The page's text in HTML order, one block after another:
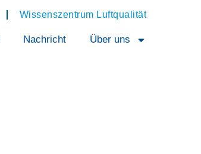
Wissenszentrum Luftqualität
Nachricht Über uns